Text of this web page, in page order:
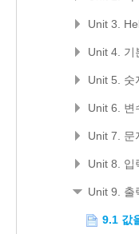
Unit 3.
Unit 4. 기
Unit 5. 숫
Unit 6. 변
Unit 7. 문
Unit 8. 입
Unit 9. 출
9.1 값